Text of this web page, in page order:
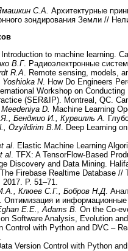
С.А. Архитектурные
зондирования Земли //
. Introduction to machine learning.
В.Г. Радиоэлектронные
R.A . Remote sensing, models,
Yoshioka N. How Do Engineers
Workshop on
(SER&IP). Montreal, QC.
D.
Machine Learning
Бенджио И., Курвилль А.
Özyildirim B.M . Deep Learning
al . Elastic Machine Learning
al . TFX: A TensorFlow-Based
Discovery and Data Mining.
. The Firebase Realtime Database
P. 51–71.
Клюев С.Г., Бобров Н.Д .
Оптимизация и информационные
E.E., Adams B. On the Co-
Software Analysis, Evolution
Control with Python and DVC –
Version Control with Python